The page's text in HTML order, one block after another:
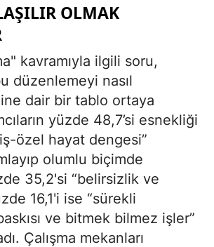
OLMAK
kavramıyla ilgili soru,
düzenlemeyi nasıl
dair bir tablo ortaya
yüzde 48,7’si esnekliği
özel hayat dengesi”
olumlu biçimde
35,2'si “belirsizlik ve
16,1'i ise “sürekli
ve bitmek bilmez işler”
Çalışma mekanları